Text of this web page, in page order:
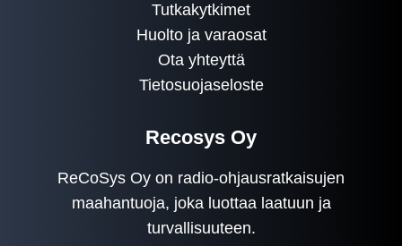
Tutkakytkimet
Huolto ja varaosat
Ota yhteyttä
Tietosuojaseloste
Recosys Oy
ReCoSys Oy on radio-ohjausratkaisujen
maahantuoja, joka luottaa laatuun ja
turvallisuuteen.